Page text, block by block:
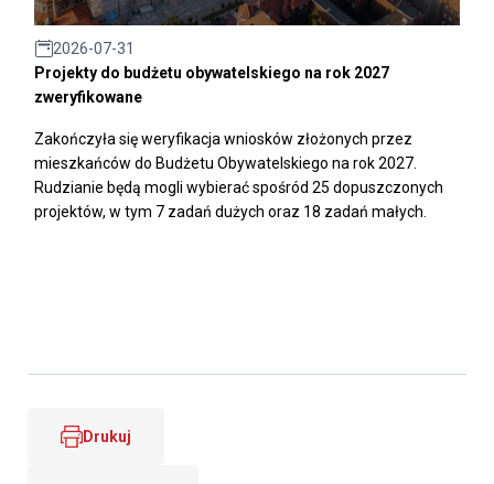
2026-07-31
Projekty do budżetu obywatelskiego na rok 2027
zweryfikowane
Zakończyła się weryfikacja wniosków złożonych przez
mieszkańców do Budżetu Obywatelskiego na rok 2027.
Rudzianie będą mogli wybierać spośród 25 dopuszczonych
projektów, w tym 7 zadań dużych oraz 18 zadań małych.
Drukuj